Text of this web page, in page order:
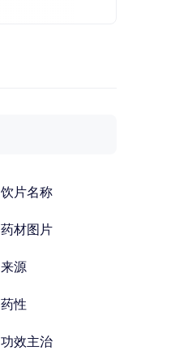
饮片名称
药材图片
来源
药性
功效主治